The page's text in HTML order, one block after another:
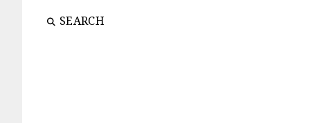
SEARCH